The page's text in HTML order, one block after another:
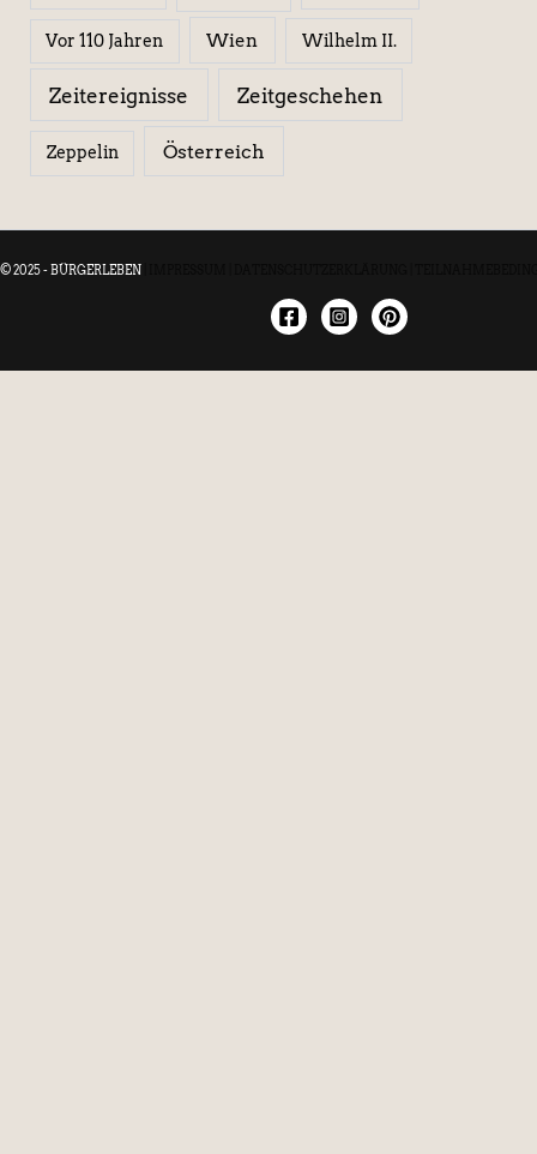
Vor 110 Jahren Wien Wilhelm II.
Zeitereignisse Zeitgeschehen
Zeppelin Österreich
© 2025 - BÜRGERLEBEN